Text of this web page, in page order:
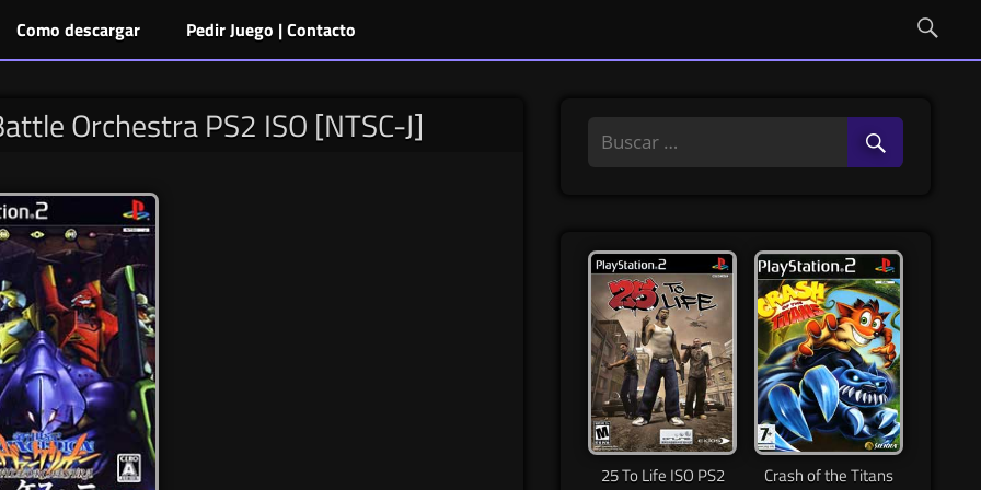
Como descargar Pedir Juego | Contacto
Orchestra PS2 ISO [NTSC-J]
25 To Life ISO PS2
Crash of the Titans